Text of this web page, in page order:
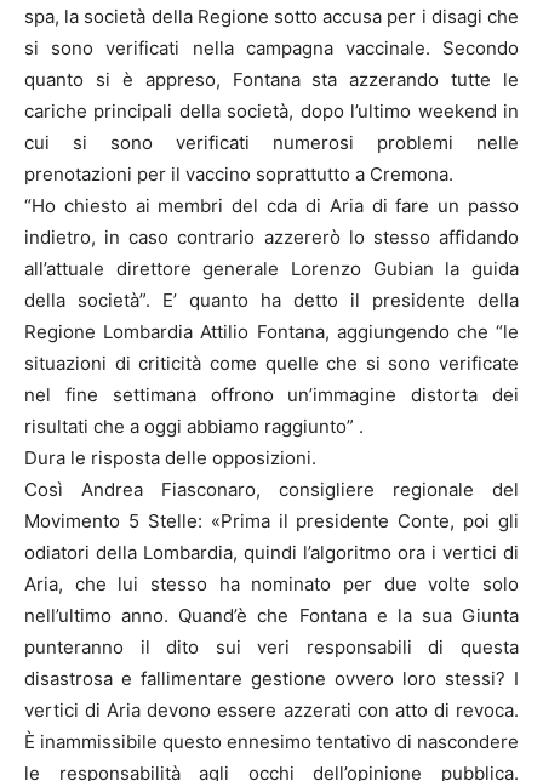
spa, la società della Regione sotto accusa per i disagi che
si sono verificati nella campagna vaccinale. Secondo
quanto si è appreso, Fontana sta azzerando tutte le
cariche principali della società, dopo l’ultimo weekend in
cui si sono verificati numerosi problemi nelle
prenotazioni per il vaccino soprattutto a Cremona.
“Ho chiesto ai membri del cda di Aria di fare un passo
indietro, in caso contrario azzererò lo stesso affidando
all’attuale direttore generale Lorenzo Gubian la guida
della società”. E’ quanto ha detto il presidente della
Regione Lombardia Attilio Fontana, aggiungendo che “le
situazioni di criticità come quelle che si sono verificate
nel fine settimana offrono un’immagine distorta dei
risultati che a oggi abbiamo raggiunto” .
Dura le risposta delle opposizioni.
Così Andrea Fiasconaro, consigliere regionale del
Movimento 5 Stelle: «Prima il presidente Conte, poi gli
odiatori della Lombardia, quindi l’algoritmo ora i vertici di
Aria, che lui stesso ha nominato per due volte solo
nell’ultimo anno. Quand’è che Fontana e la sua Giunta
punteranno il dito sui veri responsabili di questa
disastrosa e fallimentare gestione ovvero loro stessi? I
vertici di Aria devono essere azzerati con atto di revoca.
È inammissibile questo ennesimo tentativo di nascondere
le responsabilità agli occhi dell’opinione pubblica.